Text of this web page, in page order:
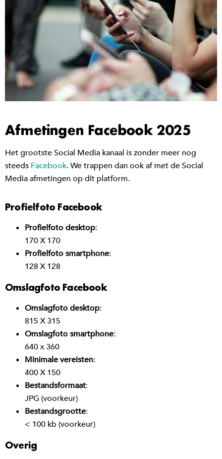
Afmetingen Facebook 2025
Het grootste Social Media kanaal is zonder meer nog
steeds Facebook. We trappen dan ook af met de Social
Media afmetingen op dit platform.
Profielfoto Facebook
Profielfoto desktop:
170 X 170
Profielfoto smartphone:
128 X 128
Omslagfoto Facebook
Omslagfoto desktop:
815 X 315
Omslagfoto smartphone:
640 x 360
Minimale vereisten:
400 X 150
Bestandsformaat:
JPG (voorkeur)
Bestandsgrootte:
< 100 kb (voorkeur)
Overig